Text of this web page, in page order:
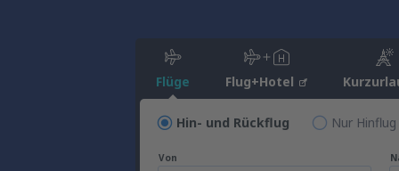
Flüge Flug+Hotel
Hin- und Rückflug Nur Hinflug
Von